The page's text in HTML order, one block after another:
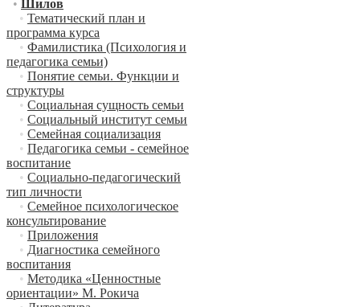
• Шилов
• Тематический план и
программа курса
• Фамилистика (Психология и
педагогика семьи)
• Понятие семьи. Функции и
структуры
• Социальная сущность семьи
• Социальный институт семьи
• Семейная социализация
• Педагогика семьи - семейное
воспитание
• Социально-педагогический
тип личности
• Семейное психологическое
консультирование
• Приложения
• Диагностика семейного
воспитания
• Методика «Ценностные
ориентации» М. Рокича